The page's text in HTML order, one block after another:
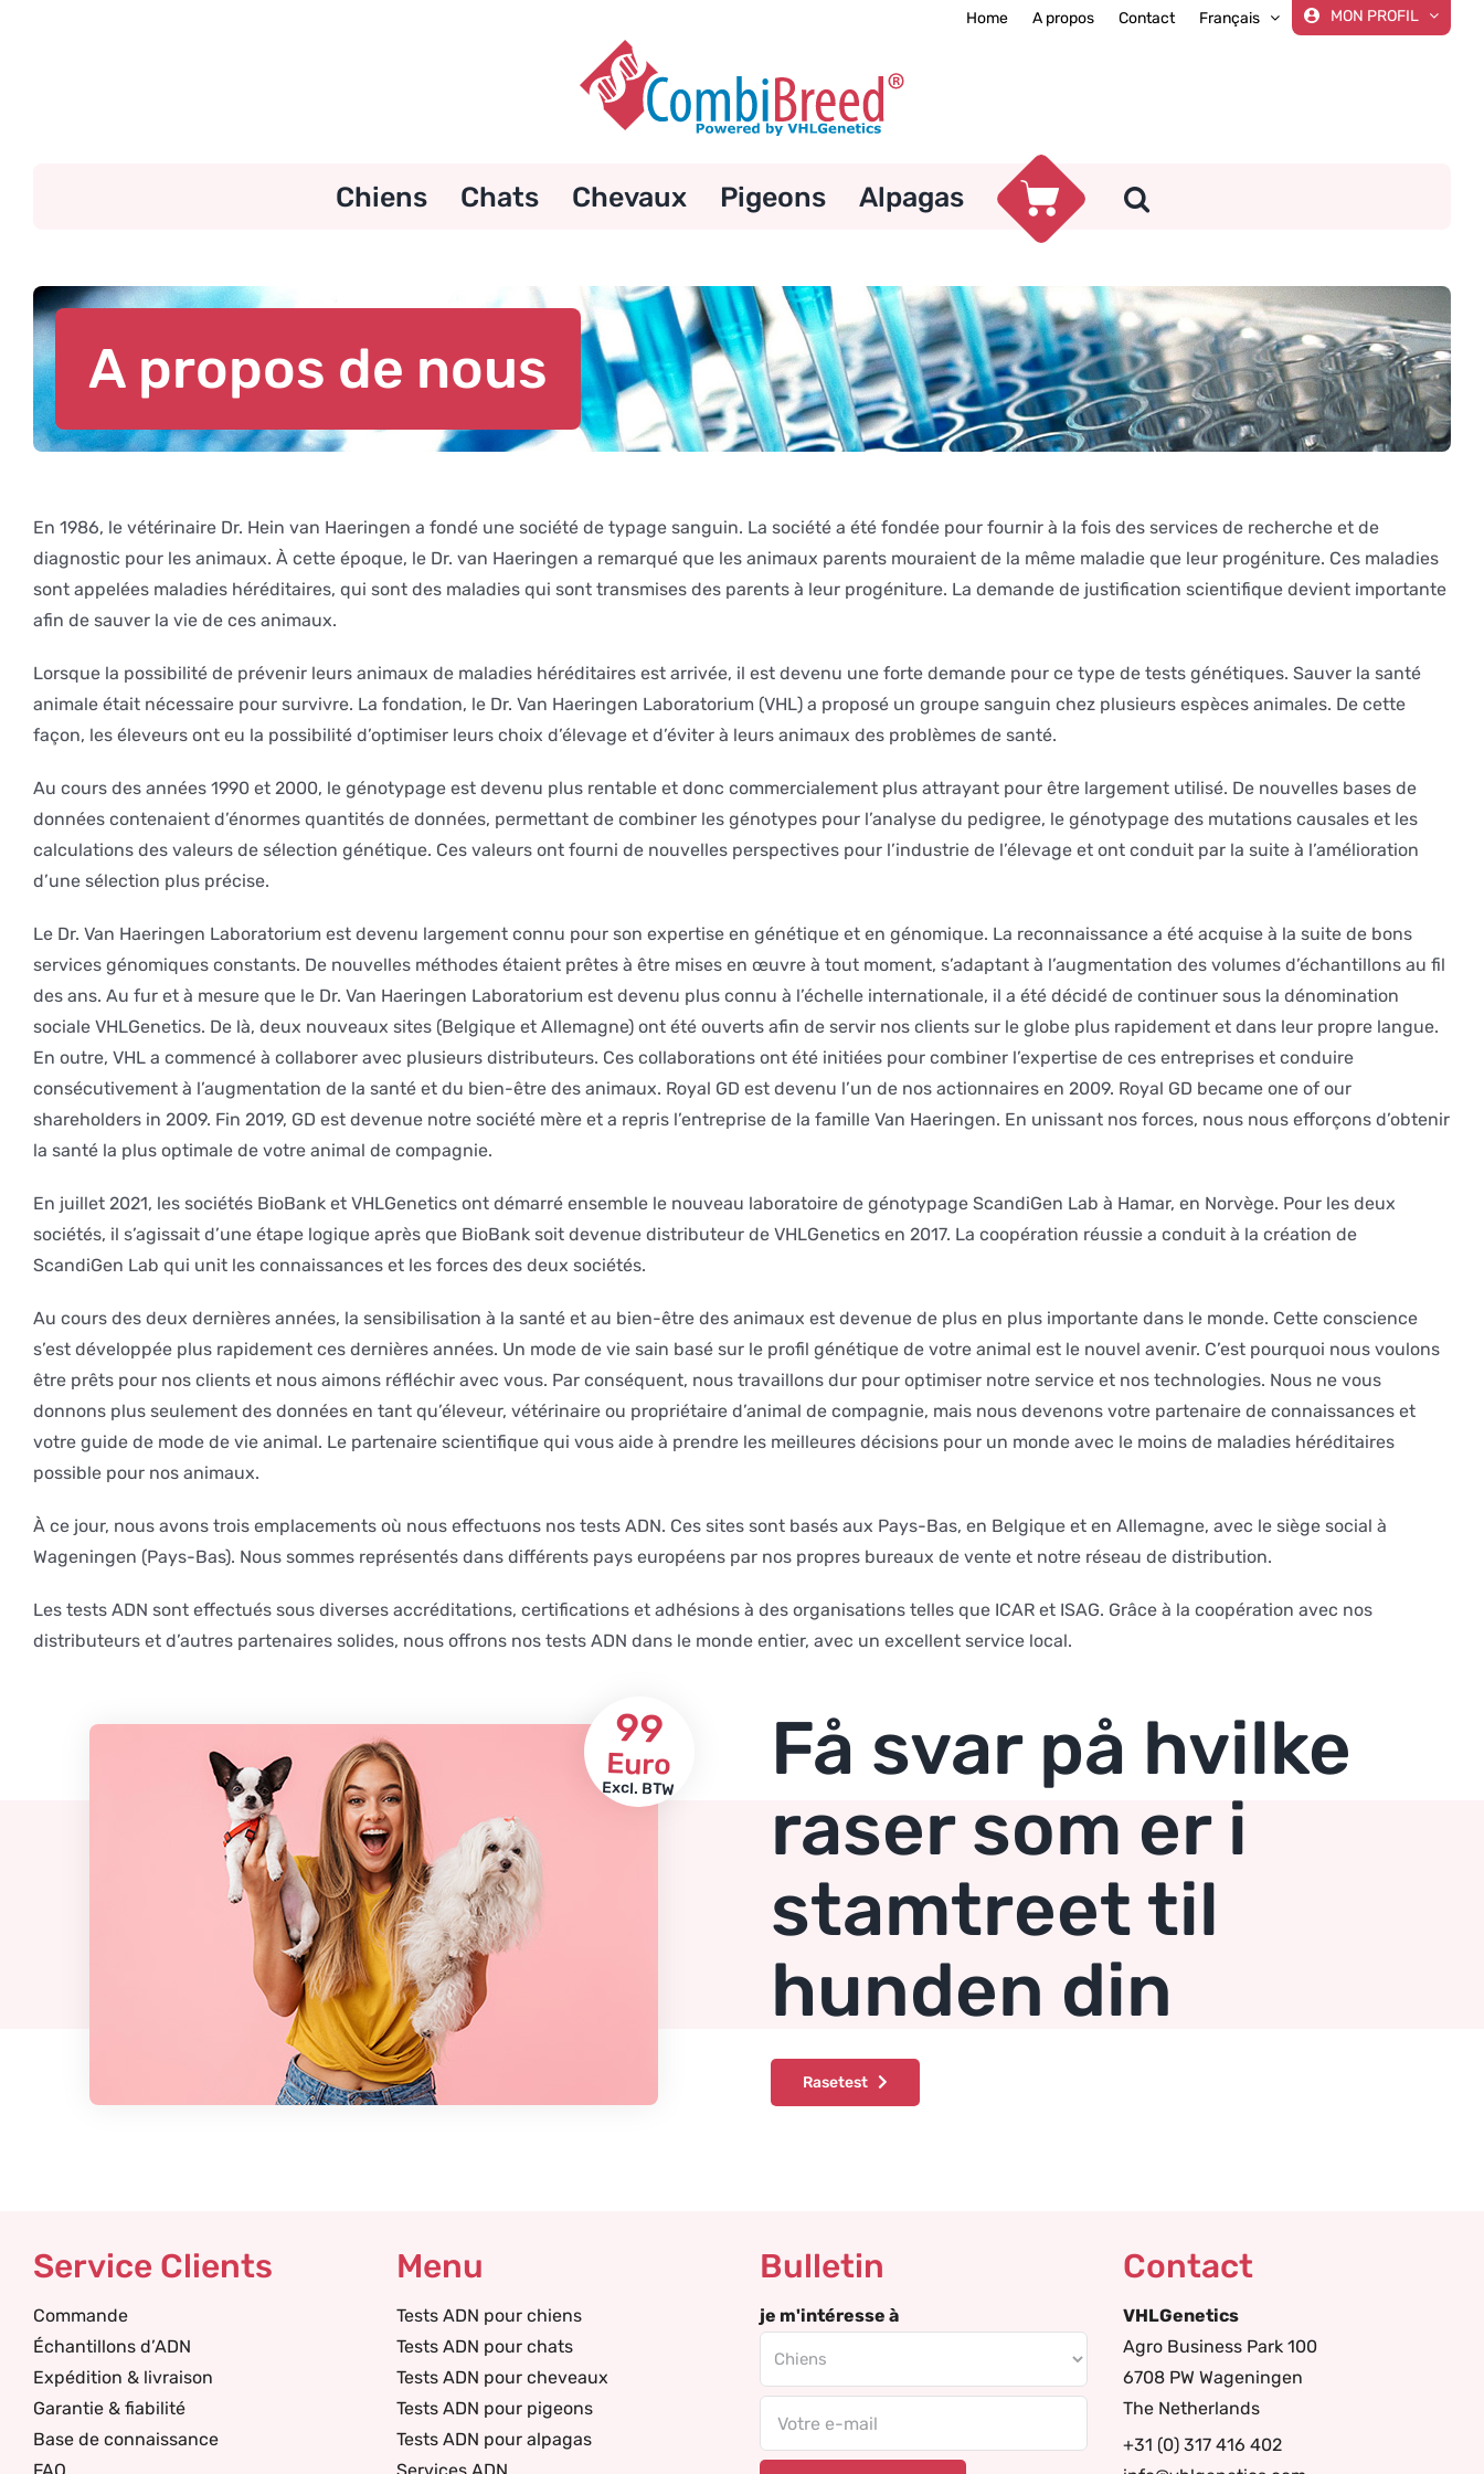
Home A propos Contact Français MON PROFIL
Chiens Chats Chevaux Pigeons Alpagas
A propos de nous
En 1986, le vétérinaire Dr. Hein van Haeringen a fondé une société de typage sanguin. La société a été fondée pour fournir à la fois des services de recherche et de
diagnostic pour les animaux. À cette époque, le Dr. van Haeringen a remarqué que les animaux parents mouraient de la même maladie que leur progéniture. Ces maladies
sont appelées maladies héréditaires, qui sont des maladies qui sont transmises des parents à leur progéniture. La demande de justification scientifique devient importante
afin de sauver la vie de ces animaux.
Lorsque la possibilité de prévenir leurs animaux de maladies héréditaires est arrivée, il est devenu une forte demande pour ce type de tests génétiques. Sauver la santé
animale était nécessaire pour survivre. La fondation, le Dr. Van Haeringen Laboratorium (VHL) a proposé un groupe sanguin chez plusieurs espèces animales. De cette
façon, les éleveurs ont eu la possibilité d’optimiser leurs choix d’élevage et d’éviter à leurs animaux des problèmes de santé.
Au cours des années 1990 et 2000, le génotypage est devenu plus rentable et donc commercialement plus attrayant pour être largement utilisé. De nouvelles bases de
données contenaient d’énormes quantités de données, permettant de combiner les génotypes pour l’analyse du pedigree, le génotypage des mutations causales et les
calculations des valeurs de sélection génétique. Ces valeurs ont fourni de nouvelles perspectives pour l’industrie de l’élevage et ont conduit par la suite à l’amélioration
d’une sélection plus précise.
Le Dr. Van Haeringen Laboratorium est devenu largement connu pour son expertise en génétique et en génomique. La reconnaissance a été acquise à la suite de bons
services génomiques constants. De nouvelles méthodes étaient prêtes à être mises en œuvre à tout moment, s’adaptant à l’augmentation des volumes d’échantillons au fil
des ans. Au fur et à mesure que le Dr. Van Haeringen Laboratorium est devenu plus connu à l’échelle internationale, il a été décidé de continuer sous la dénomination
sociale VHLGenetics. De là, deux nouveaux sites (Belgique et Allemagne) ont été ouverts afin de servir nos clients sur le globe plus rapidement et dans leur propre langue.
En outre, VHL a commencé à collaborer avec plusieurs distributeurs. Ces collaborations ont été initiées pour combiner l’expertise de ces entreprises et conduire
consécutivement à l’augmentation de la santé et du bien-être des animaux. Royal GD est devenu l’un de nos actionnaires en 2009. Royal GD became one of our
shareholders in 2009. Fin 2019, GD est devenue notre société mère et a repris l’entreprise de la famille Van Haeringen. En unissant nos forces, nous nous efforçons d’obtenir
la santé la plus optimale de votre animal de compagnie.
En juillet 2021, les sociétés BioBank et VHLGenetics ont démarré ensemble le nouveau laboratoire de génotypage ScandiGen Lab à Hamar, en Norvège. Pour les deux
sociétés, il s’agissait d’une étape logique après que BioBank soit devenue distributeur de VHLGenetics en 2017. La coopération réussie a conduit à la création de
ScandiGen Lab qui unit les connaissances et les forces des deux sociétés.
Au cours des deux dernières années, la sensibilisation à la santé et au bien-être des animaux est devenue de plus en plus importante dans le monde. Cette conscience
s’est développée plus rapidement ces dernières années. Un mode de vie sain basé sur le profil génétique de votre animal est le nouvel avenir. C’est pourquoi nous voulons
être prêts pour nos clients et nous aimons réfléchir avec vous. Par conséquent, nous travaillons dur pour optimiser notre service et nos technologies. Nous ne vous
donnons plus seulement des données en tant qu’éleveur, vétérinaire ou propriétaire d’animal de compagnie, mais nous devenons votre partenaire de connaissances et
votre guide de mode de vie animal. Le partenaire scientifique qui vous aide à prendre les meilleures décisions pour un monde avec le moins de maladies héréditaires
possible pour nos animaux.
À ce jour, nous avons trois emplacements où nous effectuons nos tests ADN. Ces sites sont basés aux Pays-Bas, en Belgique et en Allemagne, avec le siège social à
Wageningen (Pays-Bas). Nous sommes représentés dans différents pays européens par nos propres bureaux de vente et notre réseau de distribution.
Les tests ADN sont effectués sous diverses accréditations, certifications et adhésions à des organisations telles que ICAR et ISAG. Grâce à la coopération avec nos
distributeurs et d’autres partenaires solides, nous offrons nos tests ADN dans le monde entier, avec un excellent service local.
99
Euro
Excl. BTW
Få svar på hvilke
raser som er i
stamtreet til
hunden din
Rasetest
Service Clients
Commande
Échantillons d’ADN
Expédition & livraison
Garantie & fiabilité
Base de connaissance
Menu
Tests ADN pour chiens
Tests ADN pour chats
Tests ADN pour cheveaux
Tests ADN pour pigeons
Tests ADN pour alpagas
Bulletin
je m'intéresse à
Contact
VHLGenetics
Agro Business Park 100
6708 PW Wageningen
The Netherlands
+31 (0) 317 416 402